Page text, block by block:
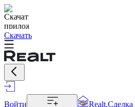
Скачать
Войти Realt.Сделка